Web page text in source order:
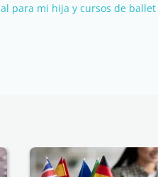
para mi hija y cursos de ballet